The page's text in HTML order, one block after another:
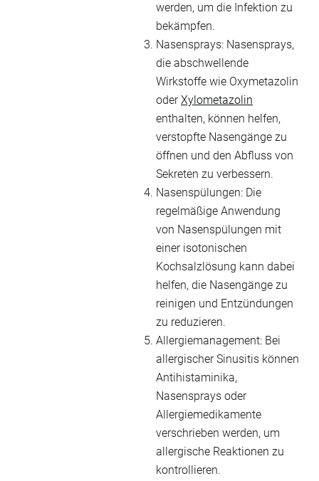
werden, um die Infektion zu
bekämpfen.
Nasensprays: Nasensprays,
die abschwellende
Wirkstoffe wie Oxymetazolin
oderXylometazolin
enthalten, können helfen,
verstopfte Nasengänge zu
öffnen und den Abfluss von
Sekreten zu verbessern.
Nasenspülungen: Die
regelmäßige Anwendung
von Nasenspülungen mit
einer isotonischen
Kochsalzlösung kann dabei
helfen, die Nasengänge zu
reinigen und Entzündungen
zu reduzieren.
Allergiemanagement: Bei
allergischer Sinusitis können
Antihistaminika,
Nasensprays oder
Allergiemedikamente
verschrieben werden, um
allergische Reaktionen zu
kontrollieren.